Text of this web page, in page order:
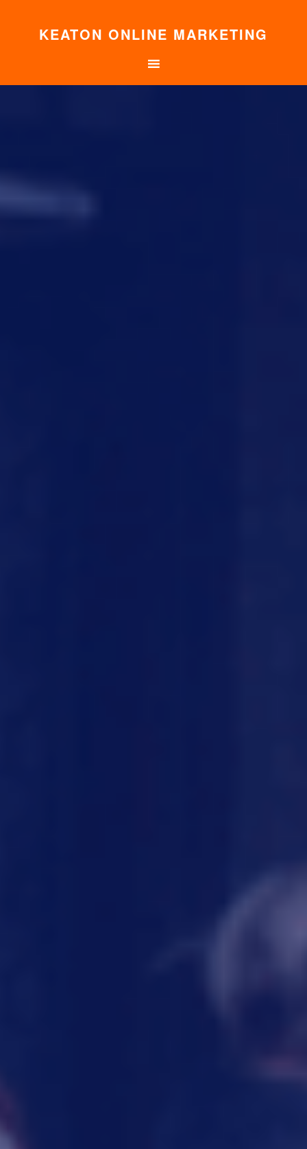
KEATON ONLINE MARKETING